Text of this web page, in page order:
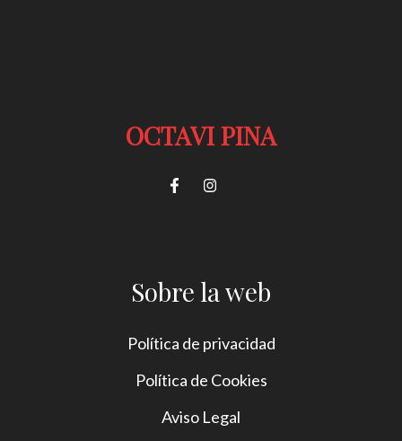
OCTAVI PINA
Sobre la web
Política de privacidad
Política de Cookies
Aviso Legal